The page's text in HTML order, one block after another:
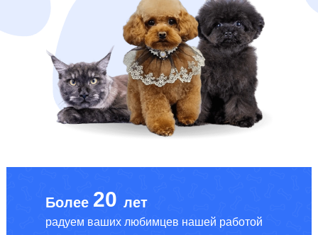
лет
Более 20
радуем ваших любимцев нашей работой